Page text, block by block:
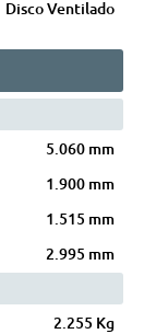
Disco Ventilado
5.060 mm
1.900 mm
1.515 mm
2.995 mm
2.255 Kg